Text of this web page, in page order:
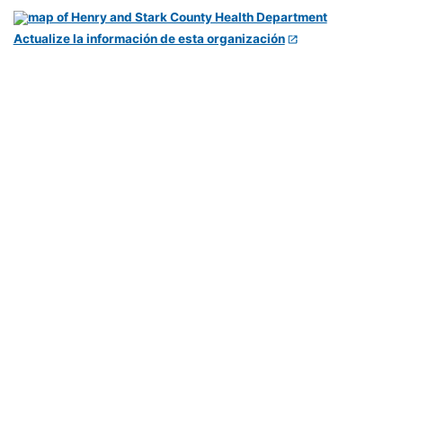
Actualize la información de esta organización